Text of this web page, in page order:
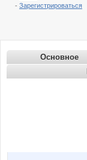
- Зарегистрироваться
Основное